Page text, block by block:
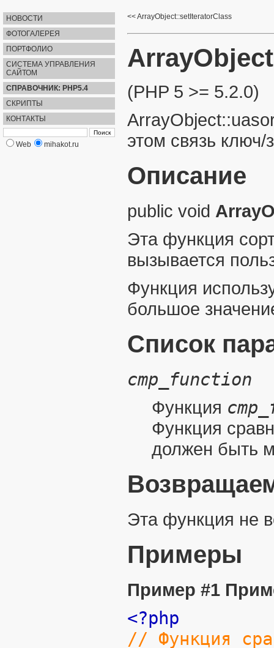
НОВОСТИ
ФОТОГАЛЕРЕЯ
ПОРТФОЛИО
СИСТЕМА УПРАВЛЕНИЯ
САЙТОМ
СПРАВОЧНИК: PHP5.4
СКРИПТЫ
КОНТАКТЫ
Web mihakot.ru
ArrayObject::setIteratorClass
(PHP 5 >= 5.2.0)
этом связь ключ/
Описание
public void
Эта функция
вызывается
Функция
большое
Список
cmp_function
Функция
Функция
должен быть
Эта функция не
Примеры
Пример #1
<?php
// Функция